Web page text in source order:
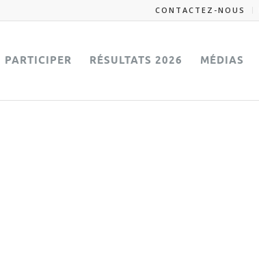
CONTACTEZ-NOUS
PARTICIPER RÉSULTATS 2026 MÉDIAS